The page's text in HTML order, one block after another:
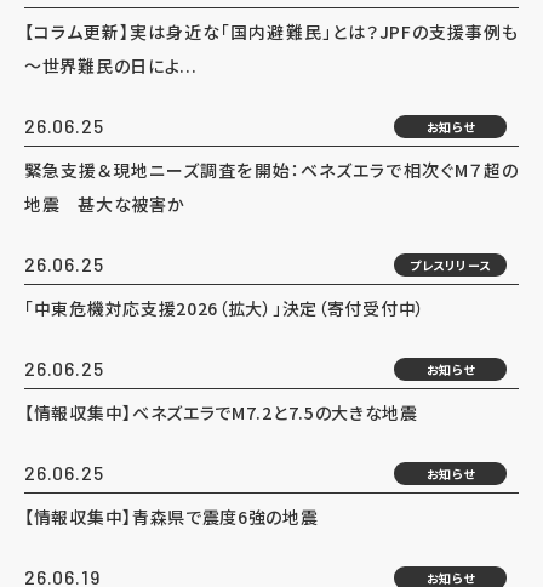
【コラム更新】実は身近な「国内避難民」とは？JPFの支援事例も
～世界難民の日によ...
26.06.25 お知らせ
緊急支援＆現地ニーズ調査を開始：ベネズエラで相次ぐM７超の
地震 甚大な被害か
26.06.25 プレスリリース
「中東危機対応支援2026（拡大）」決定（寄付受付中）
26.06.25 お知らせ
【情報収集中】ベネズエラでM7.2と7.5の大きな地震
26.06.25 お知らせ
【情報収集中】青森県で震度6強の地震
26.06.19 お知らせ